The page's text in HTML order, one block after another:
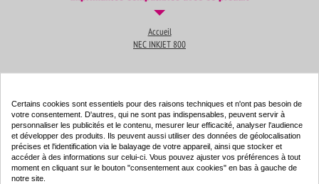
Accueil
NEC INKJET 800
Cartouche d'encre compatible - NEC 26 - noir - (51626A)
Couleur : noir
Capacité :40.00 ml
Certains cookies sont essentiels pour des raisons techniques et n'ont pas besoin de
votre consentement. D'autres, qui ne sont pas indispensables, peuvent servir à
personnaliser les publicités et le contenu, mesurer leur efficacité, analyser l'audience
et développer des produits. Ils peuvent aussi utiliser des données de géolocalisation
précises et l'identification via le balayage de votre appareil, ainsi que stocker et
accéder à des informations sur celui-ci. Vous pouvez ajuster vos préférences à tout
moment en cliquant sur le bouton "consentement aux cookies" en bas à gauche de
notre site.